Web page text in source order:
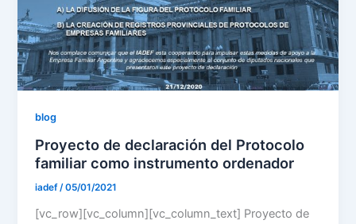
blog
Proyecto de declaración del Protocolo
familiar como instrumento ordenador
iadef/05/01/2021
[vc_row][vc_column][vc_column_text] Proyecto de